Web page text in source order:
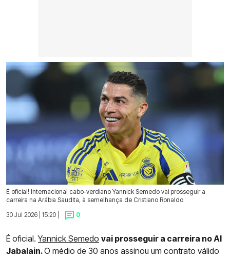
É oficial! Internacional cabo-verdiano Yannick Semedo vai prosseguir a
carreira na Arábia Saudita, à semelhança de Cristiano Ronaldo
30 Jul 2026 | 15:20 |
0
É oficial.Yannick Semedo vai prosseguir a carreira no Al
Jabalain.O médio de 30 anos assinou um contrato válido